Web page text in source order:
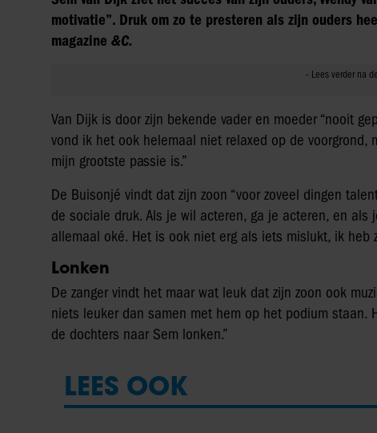
motivatie”. Druk om zo te presteren als zijn ouders
magazine &C.
Van Dijk is door zijn bekende vader en moeder “nooit
vond ik het ook helemaal niet relaxed op de
mijn grootste passie is.”
De Buisonjé vindt dat zijn zoon “voor zoveel dingen
de sociale druk. Als je wil acteren, ga je acteren, en
allemaal oké. Het is ook niet erg als iets mislukt, ik heb
Lonken
De zanger vindt het maar wat leuk dat zijn zoon ook
niets leuker dan samen met hem op het podium
de dochters naar Sem lonken.”
LEES OOK